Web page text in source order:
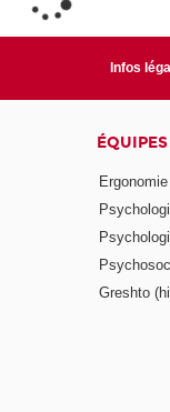
Infos
ÉQUIPES
Ergonomie
Greshto